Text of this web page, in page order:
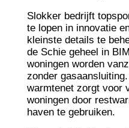
Slokker bedrijft
te lopen in innovatie
kleinste details te
de Schie geheel in
woningen worden
zonder
warmtenet zorgt voor
woningen door
haven te gebruiken.